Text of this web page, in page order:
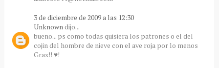
3 de diciembre de 2009 a las 12:30
Unknown dijo...
bueno... ps como todas quisiera los patrones o el del
cojin del hombre de nieve con el ave roja por lo menos
Grax!! ♥!